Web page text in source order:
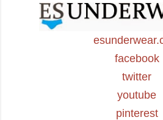
facebook
twitter
youtube
pinterest